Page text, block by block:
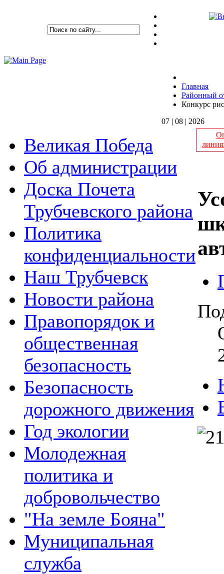
Главная
Районный
Конкурс
07 | 08 | 2026
Великая Победа
Об администрации
Доска Почета
Трубчевского района
Политика
конфиденциальности
Наш Трубчевск
Новости района
Правопорядок и
общественная
безопасность
Безопасность
дорожного движения
Год экологии
Молодежная
политика и
добровольчество
"На земле Бояна"
Муниципальная
служба